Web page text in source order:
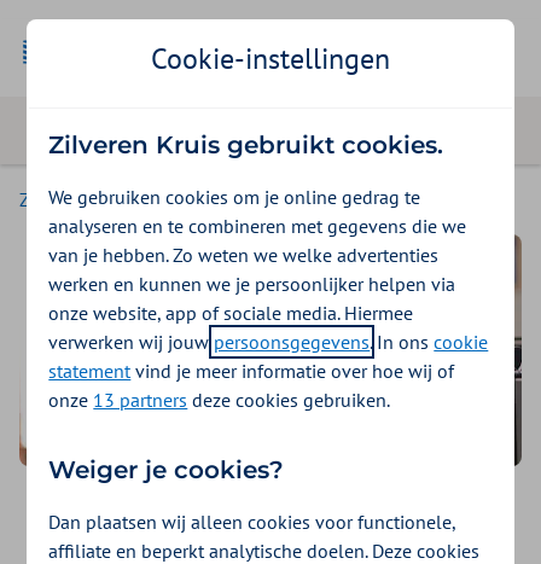
Zakelijk
Branche-organisaties
Cookie-instellingen
Zilveren Kruis gebruikt cookies.
We gebruiken cookies om je online gedrag te
analyseren en te combineren met gegevens die we
van je hebben. Zo weten we welke advertenties
werken en kunnen we je persoonlijker helpen via
onze website, app of sociale media. Hiermee
verwerken wij jouw persoonsgegevens. In onscookie
statementvind je meer informatie over hoe wij of
onze 13 partners deze cookies gebruiken.
Weiger je cookies?
Dan plaatsen wij alleen cookies voor functionele,
affiliate en beperkt analytische doelen. Deze cookies